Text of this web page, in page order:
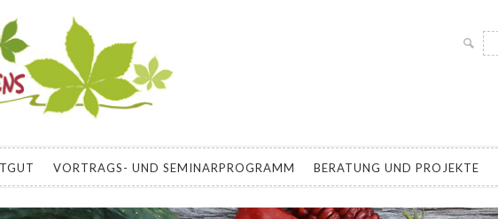
ZU BIOLOGISCH GÄRTNERN, SELBSTVERSORGUNG, PERMAKULTUR UND
HAUSGARTEN
Suche
nach:
VORTRAGS- UND SEMINARPROGRAMM BERATUNG UND PROJEKTE